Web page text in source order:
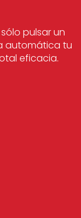
pulsar un
automática tu
eficacia.